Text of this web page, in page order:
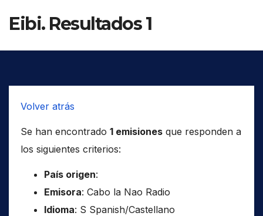
Eibi. Resultados 1
Volver atrás
Se han encontrado 1 emisiones que responden a
los siguientes criterios:
País origen:
Emisora: Cabo la Nao Radio
Idioma: S Spanish/Castellano